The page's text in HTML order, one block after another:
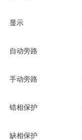
显示
自动旁路
手动旁路
错相保护
缺相保护